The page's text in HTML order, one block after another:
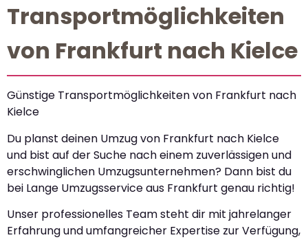
Transportmöglichkeiten
von Frankfurt nach Kielce
Günstige Transportmöglichkeiten von Frankfurt nach
Kielce
Du planst deinen Umzug von Frankfurt nach Kielce
und bist auf der Suche nach einem zuverlässigen und
erschwinglichen Umzugsunternehmen? Dann bist du
bei Lange Umzugsservice aus Frankfurt genau richtig!
Unser professionelles Team steht dir mit jahrelanger
Erfahrung und umfangreicher Expertise zur Verfügung,